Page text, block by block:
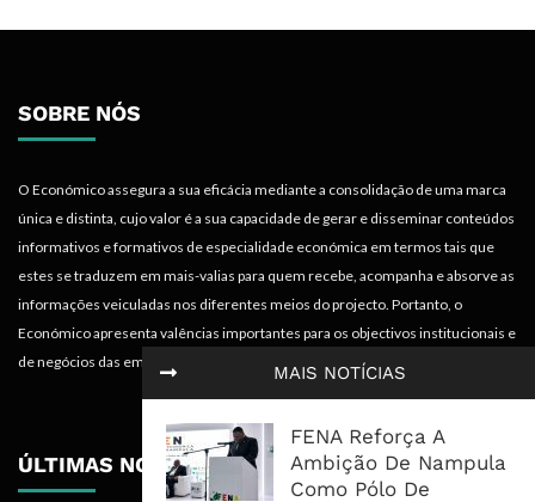
MAIS NOTÍCIAS
FENA Reforça A
Ambição De Nampula
Como Pólo De
SOBRE NÓS
O Económico assegura a sua eficácia mediante a consolidação de uma marca
única e distinta, cujo valor é a sua capacidade de gerar e disseminar conteúdos
informativos e formativos de especialidade económica em termos tais que
estes se traduzem em mais-valias para quem recebe, acompanha e absorve as
informações veiculadas nos diferentes meios do projecto. Portanto, o
Económico apresenta valências importantes para os objectivos institucionais e
de negócios das empresas.
ÚLTIMAS NOTÍCIAS